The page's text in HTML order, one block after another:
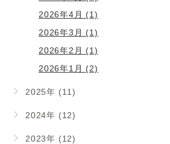
2026年4月 (1)
2026年3月 (1)
2026年2月 (1)
2026年1月 (2)
2025年 (11)
2024年 (12)
2023年 (12)